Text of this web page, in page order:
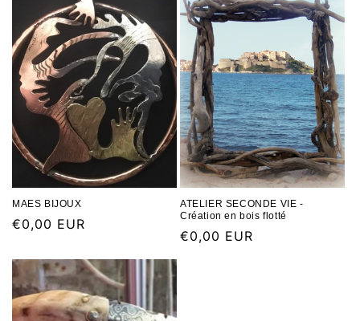
MAES BIJOUX
€0,00 EUR
ATELIER SECONDE VIE -
Création en bois flotté
€0,00 EUR